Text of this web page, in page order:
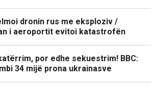
dronin rus me eksploziv /
i aeroportit evitoi katastrofën
por edhe sekuestrim! BBC:
34 mijë prona ukrainasve